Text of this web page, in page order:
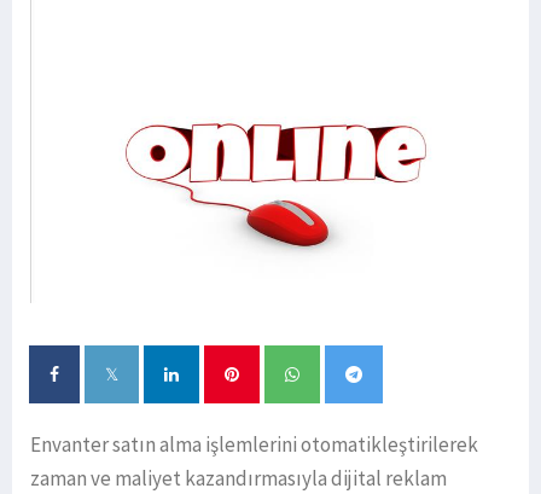
Envanter satın alma işlemlerini otomatikleştirilerek
zaman ve maliyet kazandırmasıyla dijital reklam